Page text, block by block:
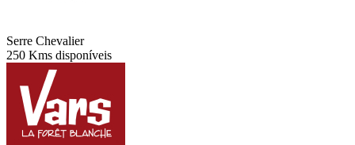
Serre Chevalier
250 Kms disponíveis